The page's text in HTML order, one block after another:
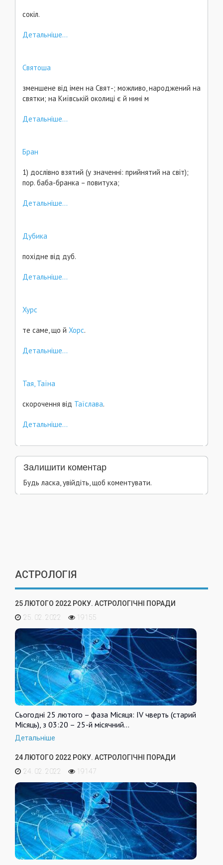
сокіл.
Детальніше...
Святоша
зменшене від імен на Свят-; можливо, народжений на
святки; на Київській околиці є й нині м
Детальніше...
Бран
1) дослівно взятий (у значенні: прийнятий на світ);
пор. баба-бранка – повитуха;
Детальніше...
Дубика
похідне від дуб.
Детальніше...
Хурс
те саме, що й Хорс.
Детальніше...
Тая, Таїна
скорочення від Таїслава.
Детальніше...
Залишити коментар
Будь ласка, увійдіть, щоб коментувати.
АСТРОЛОГІЯ
25 ЛЮТОГО 2022 РОКУ. АСТРОЛОГІЧНІ ПОРАДИ
25. 02. 2022
19155
Сьогодні 25 лютого – фаза Місяця: IV чверть (старий
Місяць), з 03:20 – 25-й місячний…
Детальніше
24 ЛЮТОГО 2022 РОКУ. АСТРОЛОГІЧНІ ПОРАДИ
24. 02. 2022
19147